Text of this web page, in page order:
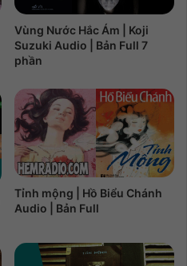
Vùng Nước Hắc Ám | Koji
Suzuki Audio | Bản Full 7
phần
Tỉnh mộng | Hồ Biểu Chánh
Audio | Bản Full